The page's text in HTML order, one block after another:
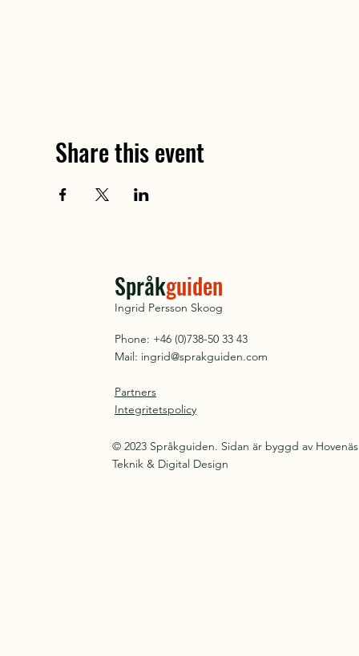
Share this event
Språkguiden
Ingrid Persson Skoog
Phone: +46 (0)738-50 33 43
Mail: ingrid@sprakguiden.com
Partners
Integritetspolicy
© 2023 Språkguiden. Sidan är byggd av Hovenäs
Teknik & Digital Design